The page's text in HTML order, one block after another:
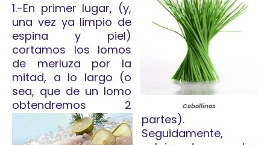
Cebollinos
1.-En primer lugar, (y,
una vez ya limpio de
espina y piel)
cortamos los lomos
de merluza por la
mitad, a lo largo (o
sea, que de un lomo
obtendremos 2
partes).
Seguidamente,